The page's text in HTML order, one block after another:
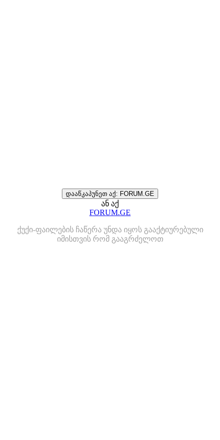
დააწკაპუნეთ აქ: FORUM.GE
ან აქ
FORUM.GE
ქუქი-ფაილების ჩაწერა უნდა იყოს გააქტიურებული
იმისთვის რომ გააგრძელოთ